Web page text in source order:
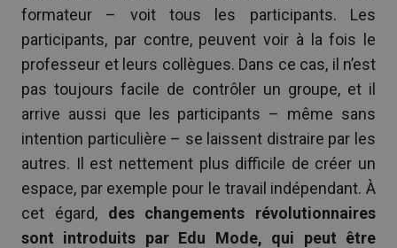
formateur – voit tous les participants. Les
participants, par contre, peuvent voir à la fois le
professeur et leurs collègues. Dans ce cas, il n’est
pas toujours facile de contrôler un groupe, et il
arrive aussi que les participants – même sans
intention particulière – se laissent distraire par les
autres. Il est nettement plus difficile de créer un
espace, par exemple pour le travail indépendant. À
cet égard, des changements révolutionnaires
sont introduits par Edu Mode, qui peut être